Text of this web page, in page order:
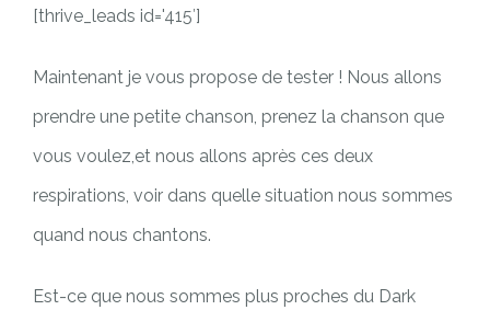
[thrive_leads id='415′]
Maintenant je vous propose de tester ! Nous allons
prendre une petite chanson, prenez la chanson que
vous voulez,et nous allons après ces deux
respirations, voir dans quelle situation nous sommes
quand nous chantons.
Est-ce que nous sommes plus proches du Dark